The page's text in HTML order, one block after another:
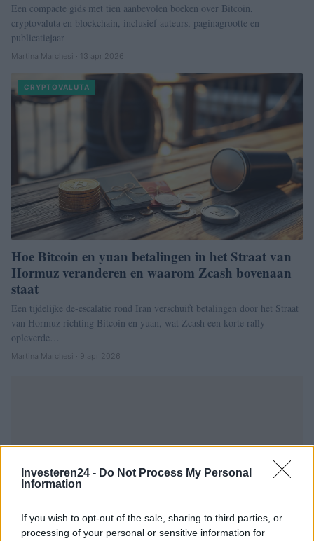
Investeren24 - Do Not Process My Personal
Information
If you wish to opt-out of the sale, sharing to third parties, or
processing of your personal or sensitive information for
Een compacte gids met tien aanbevolen boeken over Bitcoin,
cryptovaluta en blockchain, inclusief auteurs, paginagrootte en
publicatiejaar
Martina Marchesi · 13 apr 2026
CRYPTOVALUTA
Hoe Bitcoin en yuan betalingen in het Straat van
Hormuz veranderen en waarom Zcash bovenaan
staat
Een tijdelijke de-escalatie rond Iran verschuift betalingen door het Straat
van Hormuz richting Bitcoin en yuan, wat Zcash een korte rally
opleverde…
Martina Marchesi · 9 apr 2026